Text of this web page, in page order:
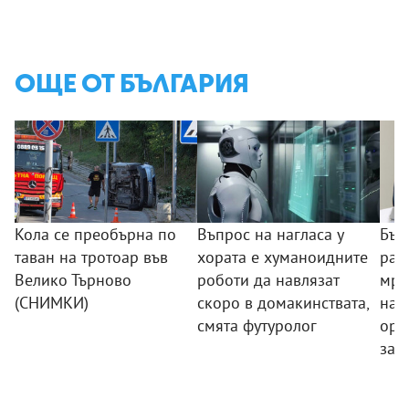
ОЩЕ ОТ БЪЛГАРИЯ
Кола се преобърна по
таван на тротоар във
Велико Търново
(СНИМКИ)
Въпрос на нагласа у
хората е хуманоидните
роботи да навлязат
скоро в домакинствата,
смята футуролог